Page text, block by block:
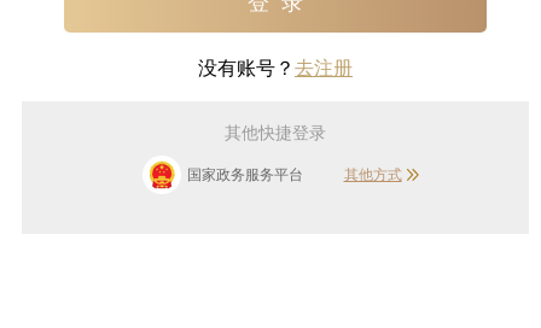
没有账号？ 去注册
其他快捷登录
国家政务服务平台 其他方式